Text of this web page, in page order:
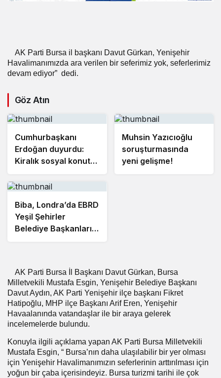
AK Parti Bursa il başkanı Davut Gürkan, Yenişehir
Havalimanımızda ara verilen bir seferimiz yok, seferlerimiz
devam ediyor” dedi.
Göz Atın
Cumhurbaşkanı
Erdoğan duyurdu:
Kiralık sosyal konut
başlıyor
Muhsin Yazıcıoğlu
soruşturmasında
yeni gelişme!
Biba, Londra’da EBRD
Yeşil Şehirler
Belediye Başkanları
AK Parti Bursa İl Başkanı Davut Gürkan, Bursa
Milletvekili Mustafa Esgin, Yenişehir Belediye Başkanı
Davut Aydın, AK Parti Yenişehir ilçe başkanı Fikret
Hatipoğlu, MHP ilçe Başkanı Arif Eren, Yenişehir
Havaalanında vatandaşlar ile bir araya gelerek
incelemelerde bulundu.
Konuyla ilgili açıklama yapan AK Parti Bursa Milletvekili
Mustafa Esgin, “ Bursa’nın daha ulaşılabilir bir yer olması
için Yenişehir Havalimanımızın seferlerinin arttırılması için
yoğun bir çaba içerisindeyiz. Bursa turizmi tarihi ile çok